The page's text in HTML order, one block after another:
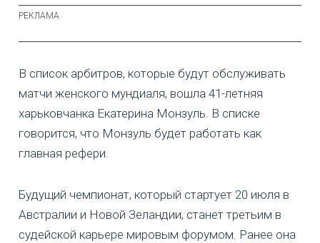
В список арбитров, которые будут обслуживать
матчи женского мундиаля, вошла 41-летняя
харьковчанка Екатерина Монзуль. В списке
говорится, что Монзуль будет работать как
главная рефери.
Будущий чемпионат, который стартует 20 июля в
Австралии и Новой Зеландии, станет третьим в
судейской карьере мировым форумом. Ранее она